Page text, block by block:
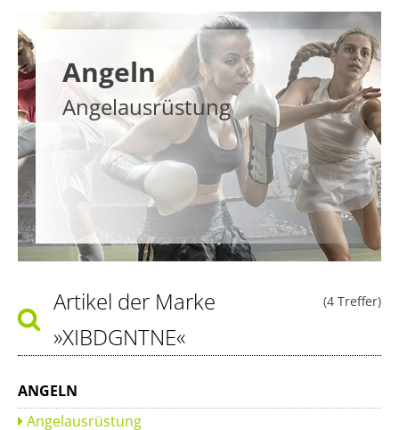
Angeln
Angelausrüstung
(4 Treffer)
Artikel der Marke
»XIBDGNTNE«
ANGELN
Angelausrüstung